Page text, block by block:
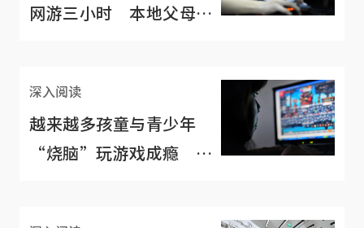
网游三小时 本地父母：
深入阅读
越来越多孩童与青少年
“烧脑”玩游戏成瘾 引